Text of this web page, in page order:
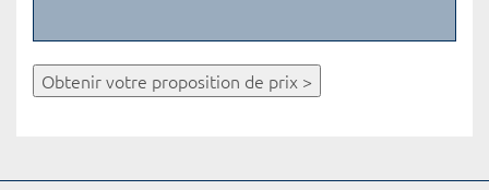
Obtenir votre proposition de prix >